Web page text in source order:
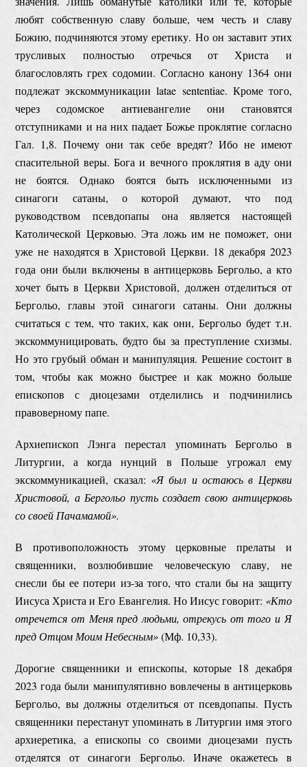
любят собственную славу больше, чем честь и славу
Божию, подчиняются этому еретику. Но он заставит этих
трусливых полностью отречься от Христа и
благословлять грех содомии. Согласно канону 1364 они
подлежат экскоммуникации latae sententiae. Кроме того,
через содомское антиевангелие они становятся
отступниками и на них падает Божье проклятие согласно
Гал. 1,8. Почему они так себе вредят? Ибо не имеют
спасительной веры. Бога и вечного проклятия в аду они
не боятся. Однако боятся быть исключенными из
синагоги сатаны, о которой думают, что под
руководством псевдопапы она является настоящей
Католической Церковью. Эта ложь им не поможет, они
уже не находятся в Христовой Церкви. 18 декабря 2023
года они были включены в антицерковь Бергольо, а кто
хочет быть в Церкви Христовой, должен отделиться от
Бергольо, главы этой синагоги сатаны. Они должны
считаться с тем, что таких, как они, Бергольо будет т.н.
экскоммуницировать, будто бы за преступление схизмы.
Но это грубый обман и манипуляция. Решение состоит в
том, чтобы как можно быстрее и как можно больше
епископов с диоцезами отделились и подчинились
правоверному папе.
Архиепископ Лэнга перестал упоминать Бергольо в
Литургии, а когда нунций в Польше угрожал ему
экскоммуникацией, сказал: «Я был и остаюсь в Церкви
Христовой, а Бергольо пусть создает свою антицерковь
со своей Пачамамой».
В противоположность этому церковные прелаты и
священники, возлюбившие человеческую славу, не
снесли бы ее потери из-за того, что стали бы на защиту
Иисуса Христа и Его Евангелия. Но Иисус говорит: «Кто
отречется от Меня пред людьми, отрекусь от того и Я
пред Отцом Моим Небесным»(Мф. 10,33).
Дорогие священники и епископы, которые 18 декабря
2023 года были манипулятивно вовлечены в антицерковь
Бергольо, вы должны отделиться от псевдопапы. Пусть
священники перестанут упоминать в Литургии имя этого
архиеретика, а епископы со своими диоцезами пусть
отделятся от синагоги Бергольо. Иначе окажетесь в